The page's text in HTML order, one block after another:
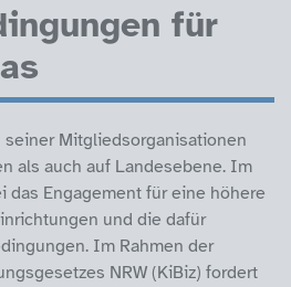
für
Mitgliedsorganisationen
als auch auf Landesebene. Im
das Engagement für eine höhere
und die dafür
Im Rahmen der
NRW (KiBiz) fordert